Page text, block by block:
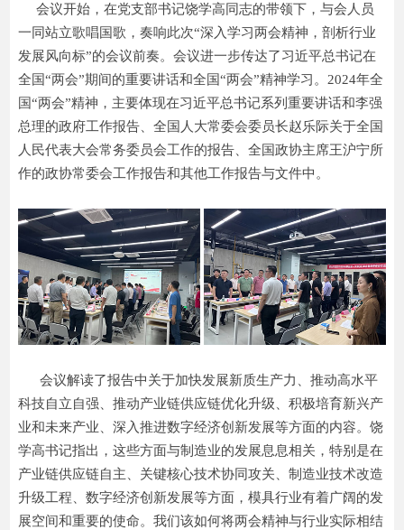
会议开始，在党支部书记饶学高同志的带领下，与会人员
一同站立歌唱国歌，奏响此次“深入学习两会精神，剖析行业
发展风向标”的会议前奏。会议进一步传达了习近平总书记在
全国“两会”期间的重要讲话和全国“两会”精神学习。2024年全
国“两会”精神，主要体现在习近平总书记系列重要讲话和李强
总理的政府工作报告、全国人大常委会委员长赵乐际关于全国
人民代表大会常务委员会工作的报告、全国政协主席王沪宁所
作的政协常委会工作报告和其他工作报告与文件中。
会议解读了报告中关于加快发展新质生产力、推动高水平
科技自立自强、推动产业链供应链优化升级、积极培育新兴产
业和未来产业、深入推进数字经济创新发展等方面的内容。饶
学高书记指出，这些方面与制造业的发展息息相关，特别是在
产业链供应链自主、关键核心技术协同攻关、制造业技术改造
升级工程、数字经济创新发展等方面，模具行业有着广阔的发
展空间和重要的使命。我们该如何将两会精神与行业实际相结